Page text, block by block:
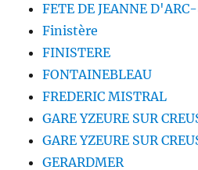
FETE DE JEANNE
Finistère
FINISTERE
FONTAINEBLEAU
FREDERIC MISTRAL
GARE YZEURE SUR
GARE YZEURE SUR
GERARDMER